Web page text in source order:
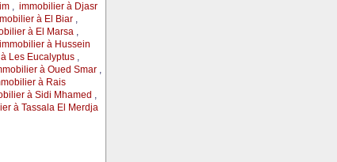
, immobilier à Djasr
à El Biar,
à El Marsa,
immobilier à Hussein
Les Eucalyptus,
à Oued Smar,
à Rais
à Sidi Mhamed ,
à Tassala El Merdja